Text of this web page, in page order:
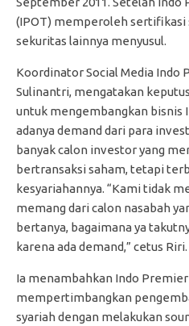
(IPOT) memperoleh sertifikasi
sekuritas lainnya menyusul.
Koordinator Social Media Indo
Sulinantri, mengatakan
untuk mengembangkan bisnis
adanya demand dari para
banyak calon investor yang
bertransaksi saham, tetapi
kesyariahannya. “Kami tidak
memang dari calon nasabah
bertanya, bagaimana ya
karena ada demand,” cetus Riri.
Ia menambahkan Indo
mempertimbangkan
syariah dengan melakukan